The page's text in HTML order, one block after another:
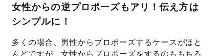
女性からの逆プロポーズもアリ！伝え方は
シンプルに！
多くの場合、男性からプロポーズするケースがほと
んどですが、女性からプロポーズをするのももちろ